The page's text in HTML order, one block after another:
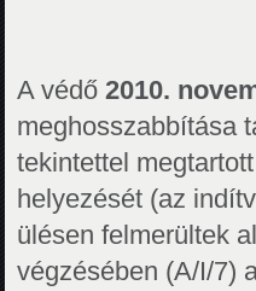
A védő 2010.
meghosszabbítása
tekintettel
helyezését (az
ülésen felmerültek
végzésében (A/I/7)